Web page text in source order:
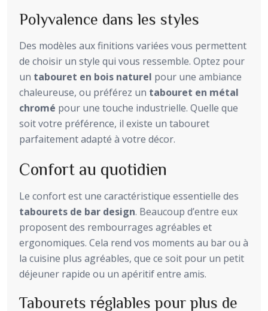
Polyvalence dans les styles
Des modèles aux finitions variées vous permettent
de choisir un style qui vous ressemble. Optez pour
un tabouret en bois naturel pour une ambiance
chaleureuse, ou préférez un tabouret en métal
chromé pour une touche industrielle. Quelle que
soit votre préférence, il existe un tabouret
parfaitement adapté à votre décor.
Confort au quotidien
Le confort est une caractéristique essentielle des
tabourets de bar design. Beaucoup d’entre eux
proposent des rembourrages agréables et
ergonomiques. Cela rend vos moments au bar ou à
la cuisine plus agréables, que ce soit pour un petit
déjeuner rapide ou un apéritif entre amis.
Tabourets réglables pour plus de